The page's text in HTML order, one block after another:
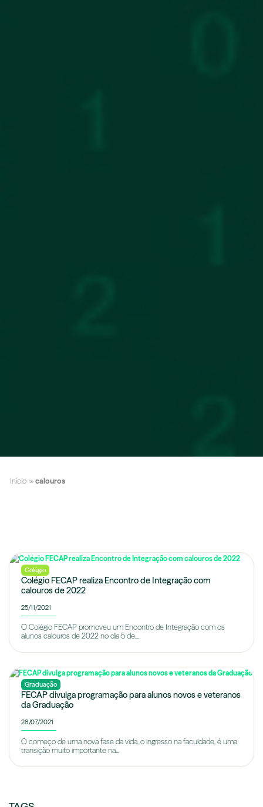
Início » calouros
Colégio
Colégio FECAP realiza Encontro de Integração com
calouros de 2022
25/11/2021
O Colégio FECAP promoveu um Encontro de Integração com os
alunos calouros de 2022 no dia 5 de...
Graduação
FECAP divulga programação para alunos novos e veteranos
da Graduação
28/07/2021
O começo de uma nova fase da vida, o ingresso na faculdade, é uma
transição muito importante na...